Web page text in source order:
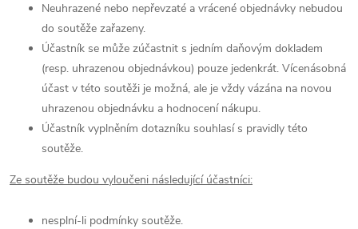
Neuhrazené nebo nepřevzaté a vrácené objednávky nebudou
do soutěže zařazeny.
Účastník se může zúčastnit s jedním daňovým dokladem
(resp. uhrazenou objednávkou) pouze jedenkrát. Vícenásobná
účast v této soutěži je možná, ale je vždy vázána na novou
uhrazenou objednávku a hodnocení nákupu.
Účastník vyplněním dotazníku souhlasí s pravidly této
soutěže.
Ze soutěže budou vyloučeni následující účastníci:
nesplní-li podmínky soutěže.